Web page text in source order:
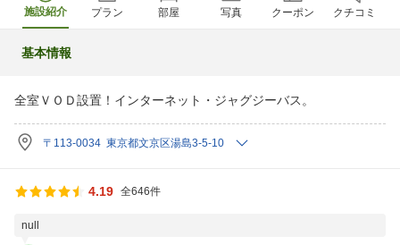
施設紹介 プラン 部屋 写真 クーポン クチコミ
基本情報
全室ＶＯＤ設置！インターネット・ジャグジーバス。
〒113-0034 東京都文京区湯島3-5-10
4.19 全646件
null